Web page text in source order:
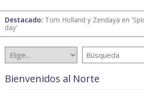
Destacado: Tom Holland y Zendaya en
day'
Bienvenidos al Norte